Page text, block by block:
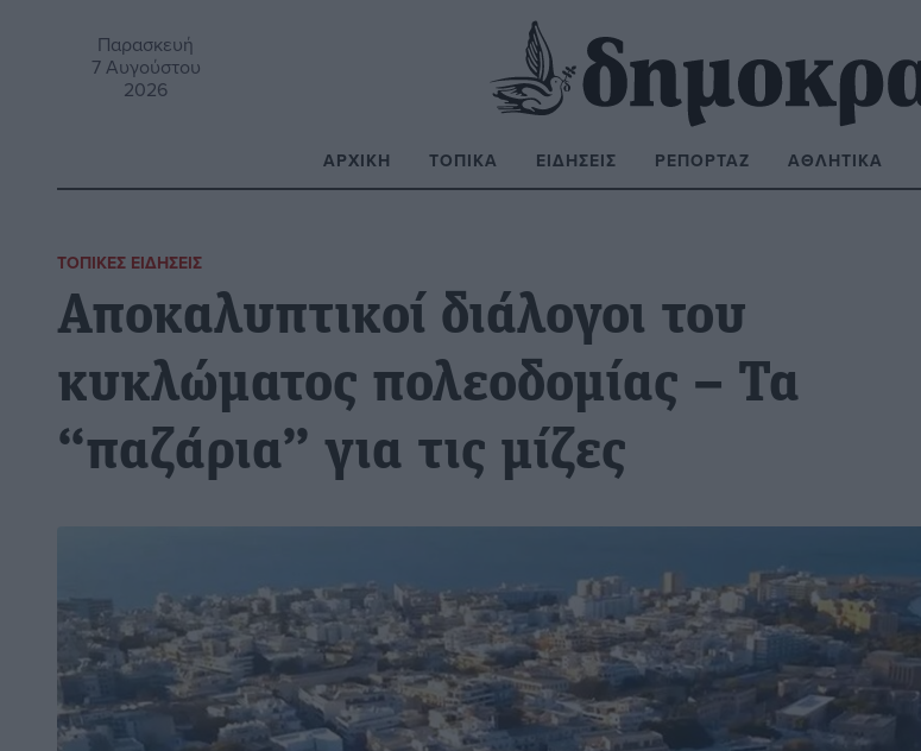
Παρασκευή
7 Αυγούστου
2026
ΑΡΧΙΚΉ ΤΟΠΙΚΆ ΕΙΔΉΣΕΙΣ ΡΕΠΟΡΤΆΖ ΑΘΛΗΤΙΚΆ
ΤΟΠΙΚΈΣ ΕΙΔΉΣΕΙΣ
Αποκαλυπτικοί διάλογοι του
κυκλώματος πολεοδομίας – Τα
“παζάρια” για τις μίζες